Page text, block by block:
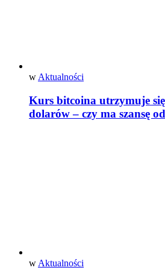
w Aktualności
Kurs bitcoina utrzymuje
dolarów – czy ma szansę
w Aktualności